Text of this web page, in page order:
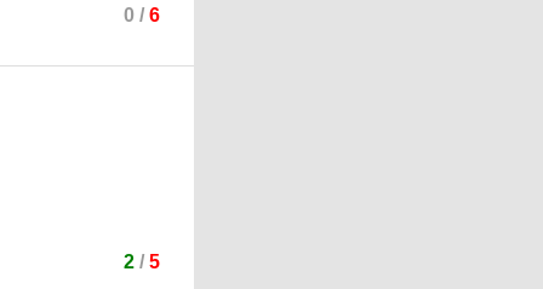
0 / 6
2/ 5